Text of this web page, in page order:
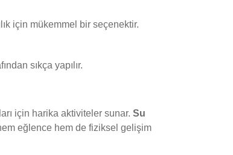
için mükemmel bir seçenektir.
sıkça yapılır.
için harika aktiviteler sunar. Su
eğlence hem de fiziksel gelişim